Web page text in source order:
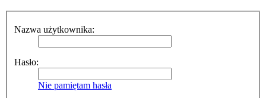
Nazwa użytkownika:
Hasło:
Nie pamiętam hasła